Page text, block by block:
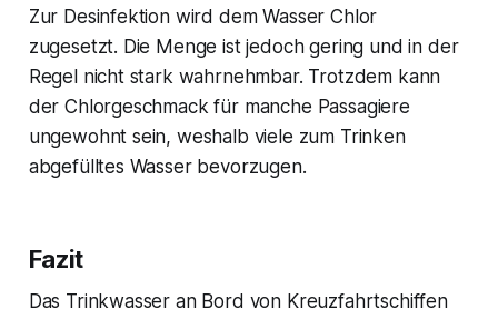
Zur Desinfektion wird dem Wasser Chlor
zugesetzt. Die Menge ist jedoch gering und in der
Regel nicht stark wahrnehmbar. Trotzdem kann
der Chlorgeschmack für manche Passagiere
ungewohnt sein, weshalb viele zum Trinken
abgefülltes Wasser bevorzugen.
Fazit
Das Trinkwasser an Bord von Kreuzfahrtschiffen